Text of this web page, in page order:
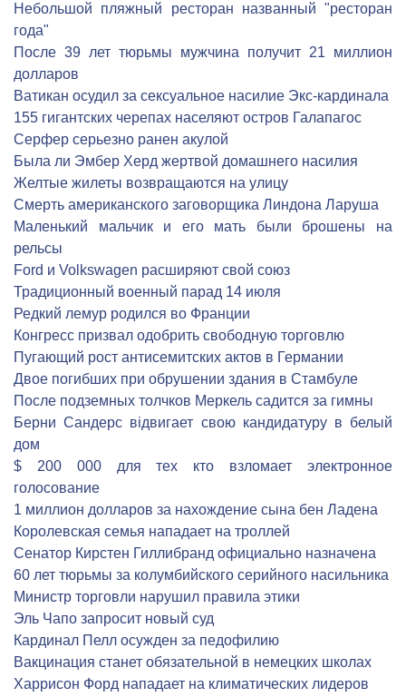
Небольшой пляжный ресторан названный "ресторан
года"
После 39 лет тюрьмы мужчина получит 21 миллион
долларов
Ватикан осудил за сексуальное насилие Экс-кардинала
155 гигантских черепах населяют остров Галапагос
Серфер серьезно ранен акулой
Была ли Эмбер Херд жертвой домашнего насилия
Желтые жилеты возвращаются на улицу
Смерть американского заговорщика Линдона Ларуша
Маленький мальчик и его мать были брошены на
рельсы
Ford и Volkswagen расширяют свой союз
Традиционный военный парад 14 июля
Редкий лемур родился во Франции
Конгресс призвал одобрить свободную торговлю
Пугающий рост антисемитских актов в Германии
Двое погибших при обрушении здания в Стамбуле
После подземных толчков Меркель садится за гимны
Берни Сандерс відвигает свою кандидатуру в белый
дом
$ 200 000 для тех кто взломает электронное
голосование
1 миллион долларов за нахождение сына бен Ладена
Королевская семья нападает на троллей
Сенатор Кирстен Гиллибранд официально назначена
60 лет тюрьмы за колумбийского серийного насильника
Министр торговли нарушил правила этики
Эль Чапо запросит новый суд
Кардинал Пелл осужден за педофилию
Вакцинация станет обязательной в немецких школах
Харрисон Форд нападает на климатических лидеров